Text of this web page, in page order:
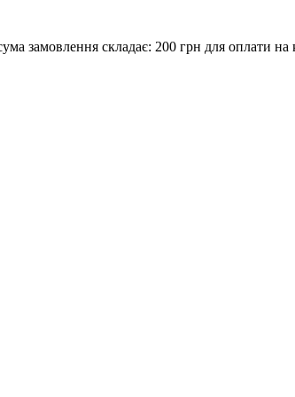
замовлення складає: 200 грн для оплати на